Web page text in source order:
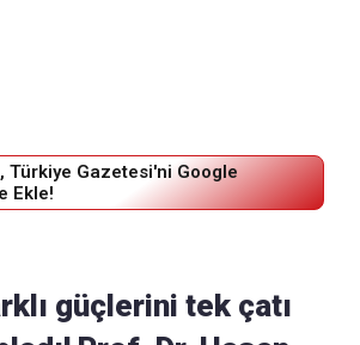
Türkiye Gazetesi'ni Google
Ekle!
güçlerini tek çatı